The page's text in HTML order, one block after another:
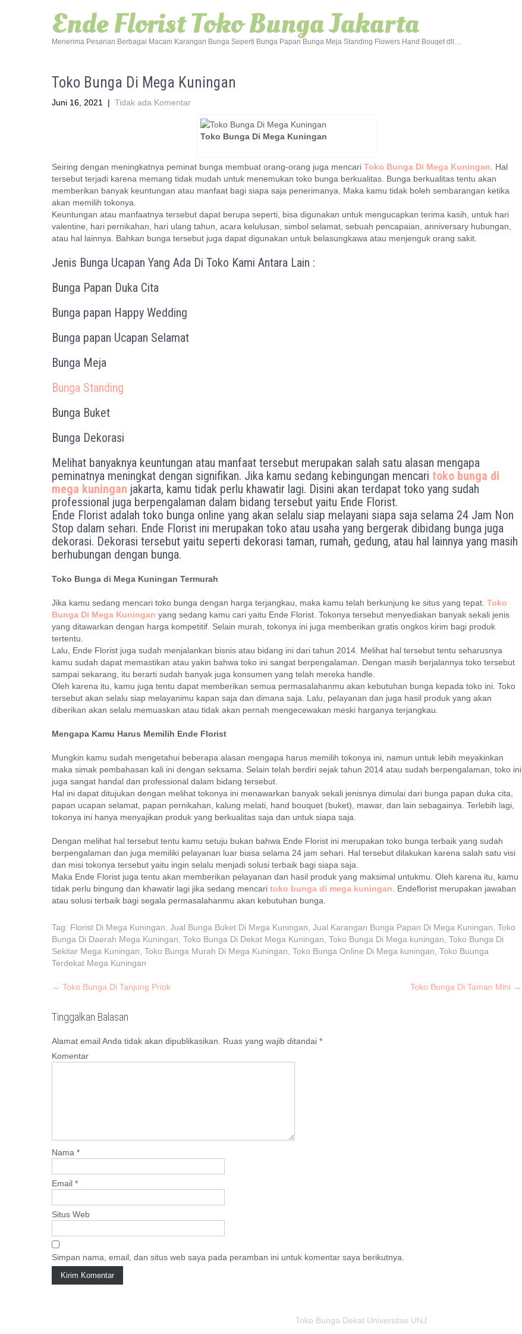
Ende Florist Toko Bunga Jakarta
Menerima Pesanan Berbagai Macam Karangan Bunga Seperti Bunga Papan Bunga Meja Standing Flowers Hand Bouqet dll…
Toko Bunga Di Mega Kuningan
Juni 16, 2021 | Tidak ada Komentar
Toko Bunga Di Mega Kuningan
Seiring dengan meningkatnya peminat bunga membuat orang-orang juga mencari Toko Bunga Di Mega Kuningan. Hal
tersebut terjadi karena memang tidak mudah untuk menemukan toko bunga berkualitas. Bunga berkualitas tentu akan
memberikan banyak keuntungan atau manfaat bagi siapa saja penerimanya. Maka kamu tidak boleh sembarangan ketika
akan memilih tokonya.
Keuntungan atau manfaatnya tersebut dapat berupa seperti, bisa digunakan untuk mengucapkan terima kasih, untuk hari
valentine, hari pernikahan, hari ulang tahun, acara kelulusan, simbol selamat, sebuah pencapaian, anniversary hubungan,
atau hal lainnya. Bahkan bunga tersebut juga dapat digunakan untuk belasungkawa atau menjenguk orang sakit.
Jenis Bunga Ucapan Yang Ada Di Toko Kami Antara Lain :
Bunga Papan Duka Cita
Bunga papan Happy Wedding
Bunga papan Ucapan Selamat
Bunga Meja
Bunga Standing
Bunga Buket
Bunga Dekorasi
Melihat banyaknya keuntungan atau manfaat tersebut merupakan salah satu alasan mengapa
peminatnya meningkat dengan signifikan. Jika kamu sedang kebingungan mencari toko bunga di
mega kuningan jakarta, kamu tidak perlu khawatir lagi. Disini akan terdapat toko yang sudah
professional juga berpengalaman dalam bidang tersebut yaitu Ende Florist.
Ende Florist adalah toko bunga online yang akan selalu siap melayani siapa saja selama 24 Jam Non
Stop dalam sehari. Ende Florist ini merupakan toko atau usaha yang bergerak dibidang bunga juga
dekorasi. Dekorasi tersebut yaitu seperti dekorasi taman, rumah, gedung, atau hal lainnya yang masih
berhubungan dengan bunga.
Toko Bunga di Mega Kuningan Termurah
Jika kamu sedang mencari toko bunga dengan harga terjangkau, maka kamu telah berkunjung ke situs yang tepat. Toko
Bunga Di Mega Kuningan yang sedang kamu cari yaitu Ende Florist. Tokonya tersebut menyediakan banyak sekali jenis
yang ditawarkan dengan harga kompetitif. Selain murah, tokonya ini juga memberikan gratis ongkos kirim bagi produk
tertentu.
Lalu, Ende Florist juga sudah menjalankan bisnis atau bidang ini dari tahun 2014. Melihat hal tersebut tentu seharusnya
kamu sudah dapat memastikan atau yakin bahwa toko ini sangat berpengalaman. Dengan masih berjalannya toko tersebut
sampai sekarang, itu berarti sudah banyak juga konsumen yang telah mereka handle.
Oleh karena itu, kamu juga tentu dapat memberikan semua permasalahanmu akan kebutuhan bunga kepada toko ini. Toko
tersebut akan selalu siap melayanimu kapan saja dan dimana saja. Lalu, pelayanan dan juga hasil produk yang akan
diberikan akan selalu memuaskan atau tidak akan pernah mengecewakan meski harganya terjangkau.
Mengapa Kamu Harus Memilih Ende Florist
Mungkin kamu sudah mengetahui beberapa alasan mengapa harus memilih tokonya ini, namun untuk lebih meyakinkan
maka simak pembahasan kali ini dengan seksama. Selain telah berdiri sejak tahun 2014 atau sudah berpengalaman, toko ini
juga sangat handal dan professional dalam bidang tersebut.
Hal ini dapat ditujukan dengan melihat tokonya ini menawarkan banyak sekali jenisnya dimulai dari bunga papan duka cita,
papan ucapan selamat, papan pernikahan, kalung melati, hand bouquet (buket), mawar, dan lain sebagainya. Terlebih lagi,
tokonya ini hanya menyajikan produk yang berkualitas saja dan untuk siapa saja.
Dengan melihat hal tersebut tentu kamu setuju bukan bahwa Ende Florist ini merupakan toko bunga terbaik yang sudah
berpengalaman dan juga memiliki pelayanan luar biasa selama 24 jam sehari. Hal tersebut dilakukan karena salah satu visi
dan misi tokonya tersebut yaitu ingin selalu menjadi solusi terbaik bagi siapa saja.
Maka Ende Florist juga tentu akan memberikan pelayanan dan hasil produk yang maksimal untukmu. Oleh karena itu, kamu
tidak perlu bingung dan khawatir lagi jika sedang mencari toko bunga di mega kuningan. Endeflorist merupakan jawaban
atau solusi terbaik bagi segala permasalahanmu akan kebutuhan bunga.
Tag: Florist Di Mega Kuningan, Jual Bunga Buket Di Mega Kuningan, Jual Karangan Bunga Papan Di Mega Kuningan, Toko
Bunga Di Daerah Mega Kuningan, Toko Bunga Di Dekat Mega Kuningan, Toko Bunga Di Mega kuningan, Toko Bunga Di
Sekitar Mega Kuningan, Toko Bunga Murah Di Mega Kuningan, Toko Bunga Online Di Mega kuningan, Toko Buunga
Terdekat Mega Kuningan
P
s
n
a
t
i
n
← Toko Bunga Di Tanjung Priok Toko Bunga Di Taman Mini →
Tinggalkan Balasan
Alamat email Anda tidak akan dipublikasikan. Ruas yang wajib ditandai *
Komentar
Nama *
Email *
Situs Web
Simpan nama, email, dan situs web saya pada peramban ini untuk komentar saya berikutnya.
Toko Bunga Dekat Universitas UNJ